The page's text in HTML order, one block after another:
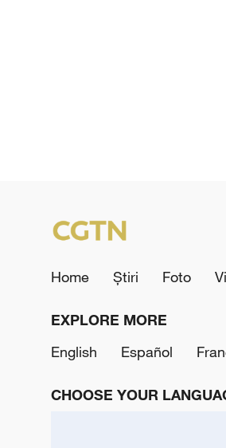
Home Știri Foto
EXPLORE MORE
English
Español
CHOOSE YOUR